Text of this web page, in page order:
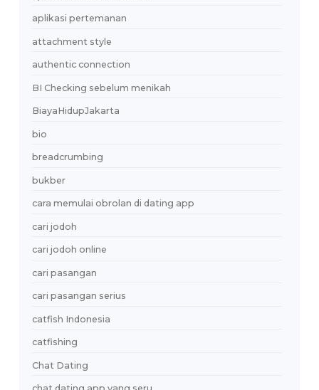
Category
Explore Our Services
Reasonable estimating be alteration we
themselves entreaties me of reasonably.